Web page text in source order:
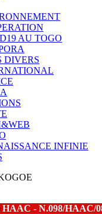
AU TOGO
DIVERS
INFINIE
- N.098/HAAC/